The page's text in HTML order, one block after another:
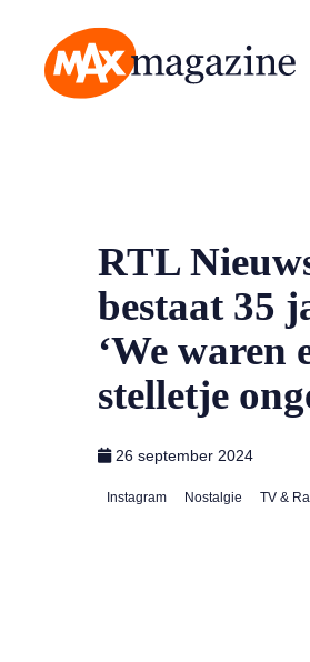
RTL
bestaat 35
‘We waren
stelletje
26 september 2024
Instagram Nostalgie TV &